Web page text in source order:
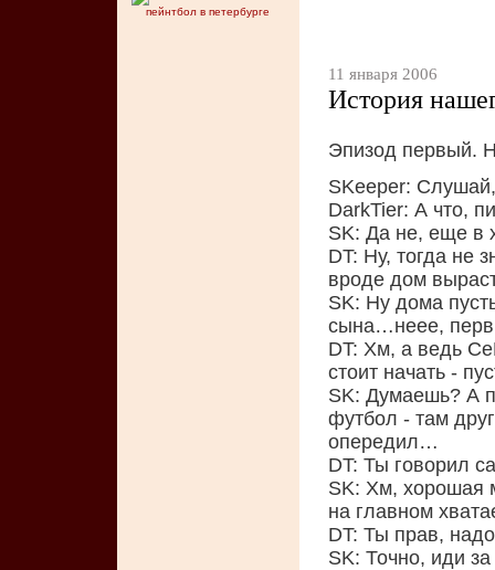
пейнтбол в петербурге
11 января 2006
История
Эпизод первый.
SKeeper:
DarkTier: А что,
SK: Да не, еще в
DT: Ну, тогда не
вроде дом
SK: Ну дома
сына…неее,
DT: Хм, а ведь
стоит начать -
SK: Думаешь? А
футбол - там
опередил…
DT: Ты говорил
SK: Хм, хорошая
на главном
DT: Ты прав,
SK: Точно, иди